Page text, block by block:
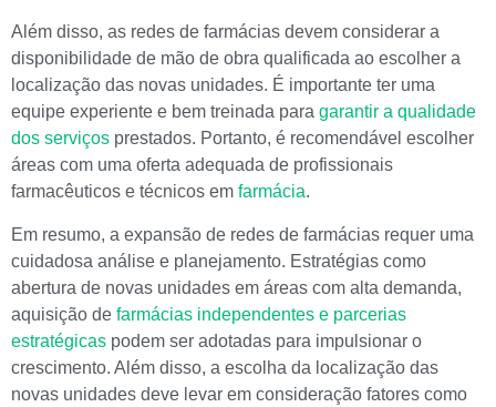
Além disso, as redes de farmácias devem considerar a
disponibilidade de mão de obra qualificada ao escolher a
localização das novas unidades. É importante ter uma
equipe experiente e bem treinada para garantir a qualidade
dos serviços prestados. Portanto, é recomendável escolher
áreas com uma oferta adequada de profissionais
farmacêuticos e técnicos em farmácia.
Em resumo, a expansão de redes de farmácias requer uma
cuidadosa análise e planejamento. Estratégias como
abertura de novas unidades em áreas com alta demanda,
aquisição de farmácias independentes e parcerias
estratégicas podem ser adotadas para impulsionar o
crescimento. Além disso, a escolha da localização das
novas unidades deve levar em consideração fatores como